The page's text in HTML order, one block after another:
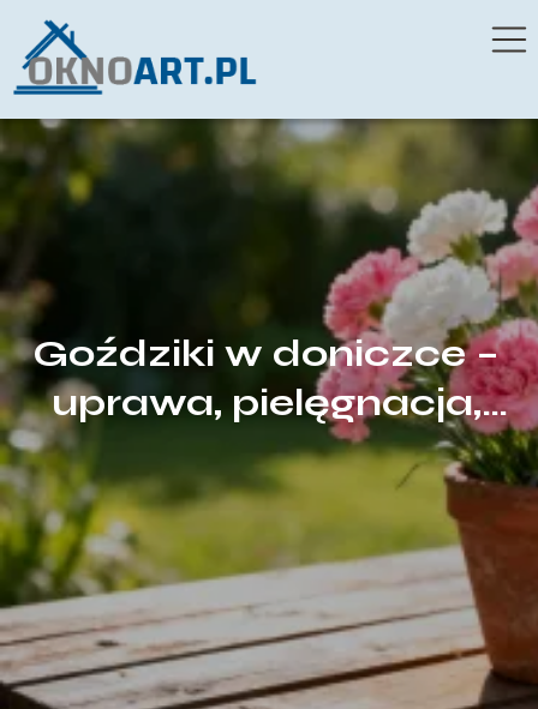
Goździki w doniczce –
uprawa, pielęgnacja,
podlewanie